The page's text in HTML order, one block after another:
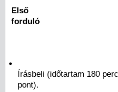
Első
forduló
Írásbeli (időtartam 180
pont).